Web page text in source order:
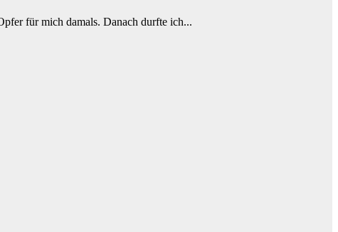
für mich damals. Danach durfte ich...